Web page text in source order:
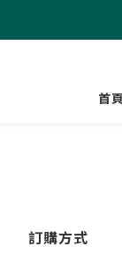
首頁
訂購方式